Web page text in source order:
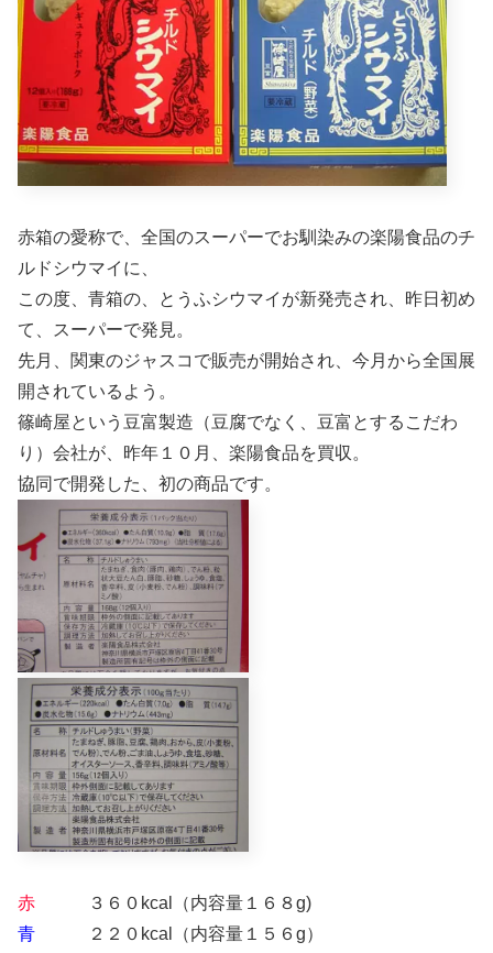
赤箱の愛称で、全国のスーパーでお馴染みの楽陽食品のチ
ルドシウマイに、
この度、青箱の、とうふシウマイが新発売され、昨日初め
て、スーパーで発見。
先月、関東のジャスコで販売が開始され、今月から全国展
開されているよう。
篠崎屋という豆富製造（豆腐でなく、豆富とするこだわ
り）会社が、昨年１０月、楽陽食品を買収。
協同で開発した、初の商品です。
赤 ３６０kcal（内容量１６８g)
青 ２２０kcal（内容量１５６g）